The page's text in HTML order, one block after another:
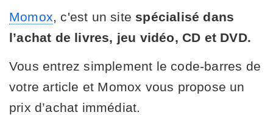
Momox , c'est un site spécialisé dans
l’achat de livres, jeu vidéo, CD et DVD.
Vous entrez simplement le code-barres de
votre article et Momox vous propose un
prix d’achat immédiat.